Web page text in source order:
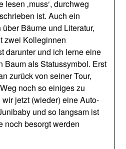
‚muss‘, durchweg
ist. Auch ein
Bäume und Literatur,
zwei Kolleginnen
darunter und ich lerne eine
Baum als Statussymbol. Erst
zurück von seiner Tour,
noch so einiges zu
jetzt (wieder) eine Auto-
und so langsam ist
noch besorgt werden